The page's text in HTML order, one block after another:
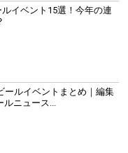
ルイベント15選！今年の連
ールイベントまとめ｜編集
ルニュース...